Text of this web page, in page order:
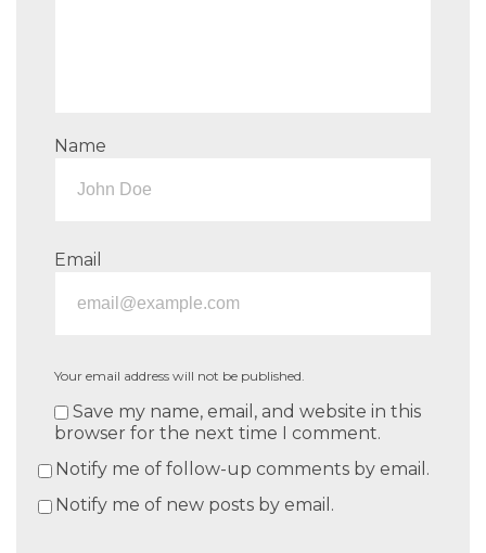
Name
Email
Your email address will not be published.
Save my name, email, and website in this
browser for the next time I comment.
Notify me of follow-up comments by email.
Notify me of new posts by email.